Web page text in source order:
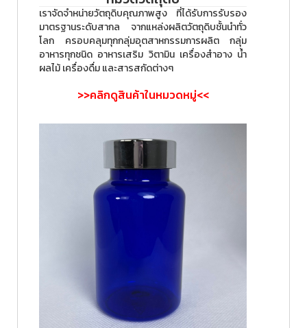
เราจัดจำหน่ายวัตถุดิบคุณภาพสูง ที่ได้รับการรับรอง
มาตรฐานระดับสากล จากแหล่งผลิตวัตถุดิบชั้นนำทั่ว
โลก ครอบคลุมทุกกลุ่มอุตสาหกรรมการผลิต กลุ่ม
อาหารทุกชนิด อาหารเสริม วิตามิน เครื่องสำอาง น้ำ
ผลไม้ เครื่องดื่ม และสารสกัดต่างๆ
>>คลิกดูสินค้าในหมวดหมู่<<